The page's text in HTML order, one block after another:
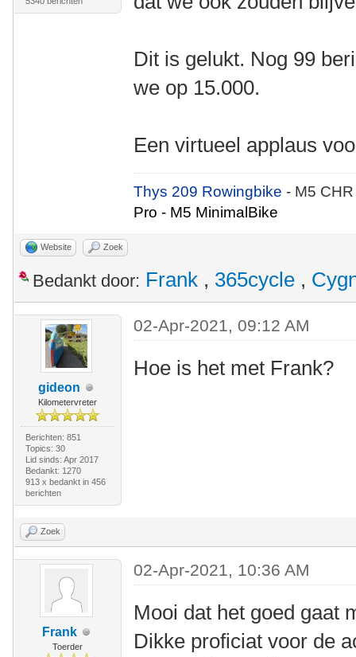
Dit is gelukt. Nog 99
we op 15.000.
Een virtueel applaus
Thys 209 Rowingbike- M5
Pro - M5 MinimalBike
Website Zoek
Bedankt door: Frank , 365cycle ,
gideon
Kilometervreter
Berichten: 851
Topics: 30
Lid sinds: Apr 2017
Bedankt: 1270
913 x bedankt in 456
berichten
02-Apr-2021, 09:12 AM
Hoe is het met Frank?
Zoek
Frank
Toerder
02-Apr-2021, 10:36 AM
Mooi dat het goed gaat
Dikke proficiat voor de